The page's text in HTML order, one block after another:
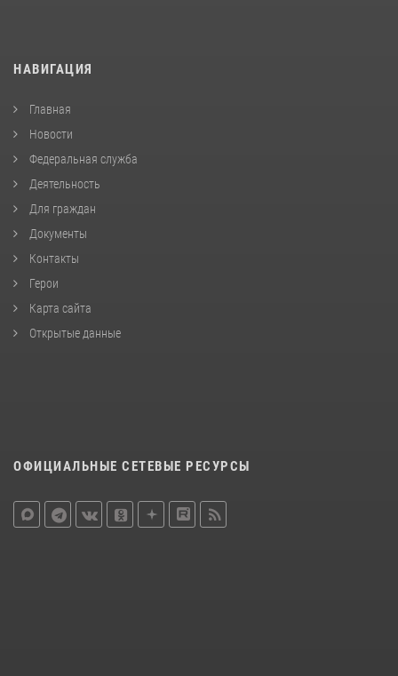
НАВИГАЦИЯ
Главная
Новости
Федеральная служба
Деятельность
Для граждан
Документы
Контакты
Герои
Карта сайта
Открытые данные
ОФИЦИАЛЬНЫЕ СЕТЕВЫЕ РЕСУРСЫ